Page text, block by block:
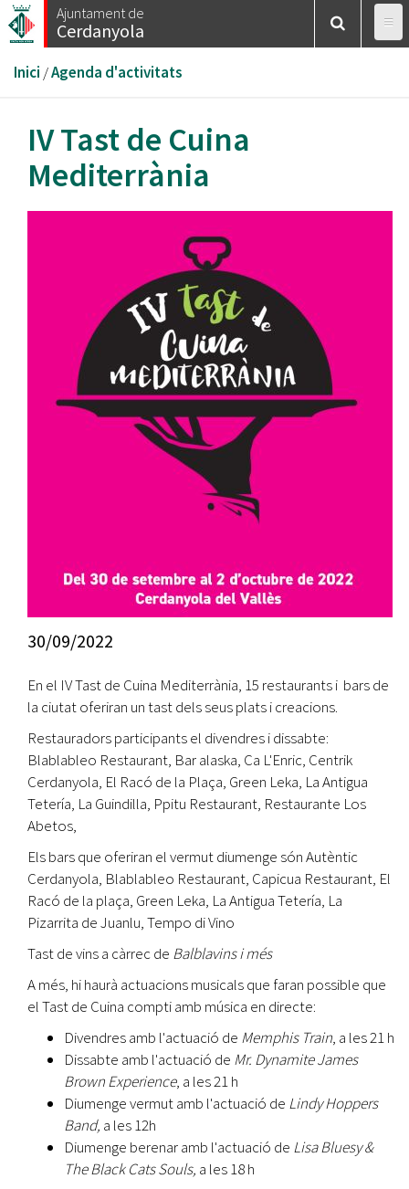
Vés
al
Ajuntament de
Cerdanyola
Esteu
aquí
Inici /Agenda d'activitats
IV Tast de Cuina
Mediterrània
30/09/2022
En el IV Tast de Cuina Mediterrània, 15 restaurants i bars de
la ciutat oferiran un tast dels seus plats i creacions.
Restauradors participants el divendres i dissabte:
Blablableo Restaurant, Bar alaska, Ca L'Enric, Centrik
Cerdanyola, El Racó de la Plaça, Green Leka, La Antigua
Tetería, La Guindilla, Ppitu Restaurant, Restaurante Los
Abetos,
Els bars que oferiran el vermut diumenge són Autèntic
Cerdanyola, Blablableo Restaurant, Capicua Restaurant, El
Racó de la plaça, Green Leka, La Antigua Tetería, La
Pizarrita de Juanlu, Tempo di Vino
Tast de vins a càrrec de Balblavins i més
A més, hi haurà actuacions musicals que faran possible que
el Tast de Cuina compti amb música en directe:
Divendres amb l'actuació de Memphis Train, a les 21 h
Dissabte amb l'actuació de Mr. Dynamite James
Brown Experience, a les 21 h
Diumenge vermut amb l'actuació de Lindy Hoppers
Band, a les 12h
Diumenge berenar amb l'actuació de Lisa Bluesy &
The Black Cats Souls, a les 18 h